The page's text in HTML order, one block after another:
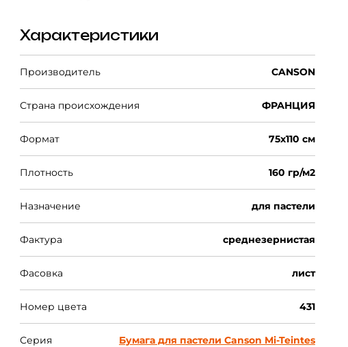
Характеристики
Производитель CANSON
Страна происхождения ФРАНЦИЯ
Формат 75x110 см
Плотность 160 гр/м2
Назначение для пастели
Фактура среднезернистая
Фасовка лист
Номер цвета 431
Серия Бумага для пастели Canson Mi-Teintes